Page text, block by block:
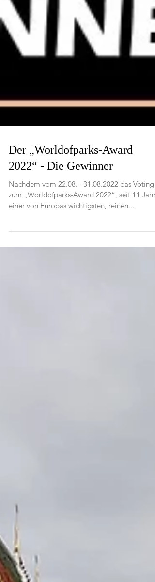
Der „Worldofparks-Award
2022“ ​​- Die Gewinner
Nachdem vom 22.08.– 31.08.2022 das Voting
zum „Worldofparks-Award 2022“, seit 11